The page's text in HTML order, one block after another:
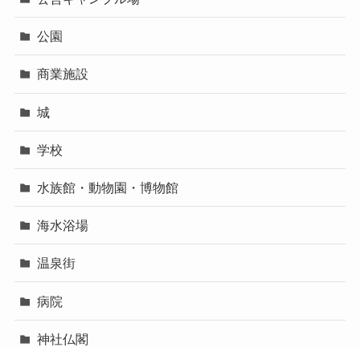
公園
商業施設
城
学校
水族館・動物園・博物館
海水浴場
温泉街
病院
神社仏閣